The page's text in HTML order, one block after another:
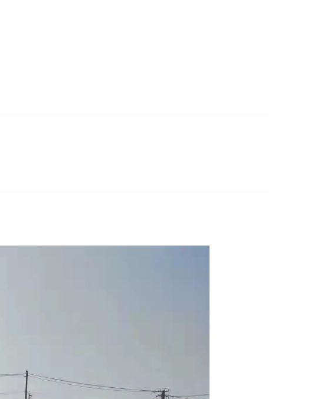
废通拍卖有限公司支付服务费。
费。
准，按委托方的要求进行处置、清理、运输。
买成功者，需作为买受人遵守竞买须知及相关附件内容，承担本次
计算机的能力。 河北中废通拍卖有限公司声明不提供统一